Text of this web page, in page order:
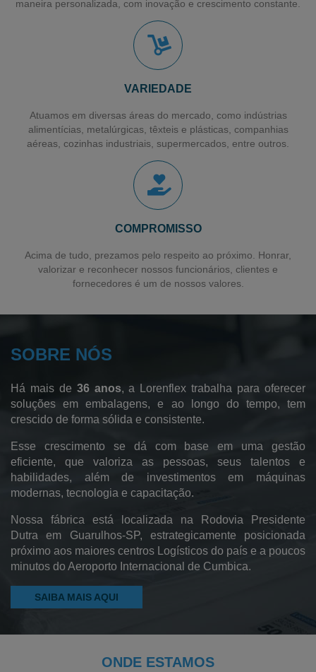
Sacos Plásticos para Talher
Sacos Plásticos Recicláveis
Sacos Plásticos Personalizados
Sacos em Polietileno de Alta Densidade
Fábrica de Sacos Hamper
Sacos de Polietileno
Sacos Sanfonados
Sacos Plásticos
Saco Cristal
Saco Canela
maneira personalizada, com inovação e crescimento constante.
VARIEDADE
Atuamos em diversas áreas do mercado, como indústrias
alimentícias, metalúrgicas, têxteis e plásticas, companhias
aéreas, cozinhas industriais, supermercados, entre outros.
COMPROMISSO
Acima de tudo, prezamos pelo respeito ao próximo. Honrar,
valorizar e reconhecer nossos funcionários, clientes e
fornecedores é um de nossos valores.
SOBRE NÓS
Há mais de 36 anos, a Lorenflex trabalha para oferecer
soluções em embalagens, e ao longo do tempo, tem
crescido de forma sólida e consistente.
Esse crescimento se dá com base em uma gestão
eficiente, que valoriza as pessoas, seus talentos e
habilidades, além de investimentos em máquinas
modernas, tecnologia e capacitação.
Nossa fábrica está localizada na Rodovia Presidente
Dutra em Guarulhos-SP, estrategicamente posicionada
próximo aos maiores centros Logísticos do país e a poucos
minutos do Aeroporto Internacional de Cumbica.
SAIBA MAIS AQUI
ONDE ESTAMOS